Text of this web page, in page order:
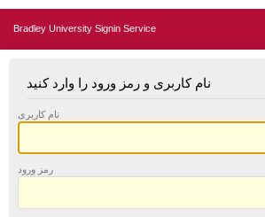
Bradley University Signin Service
نام کاربری و رمز ورود را وارد کنید
نام کاربری
رمز ورود